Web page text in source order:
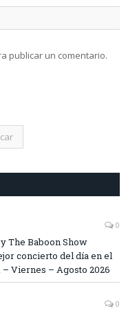
publicar un comentario.
0
The Baboon Show
concierto del día en el
Viernes – Agosto 2026
0